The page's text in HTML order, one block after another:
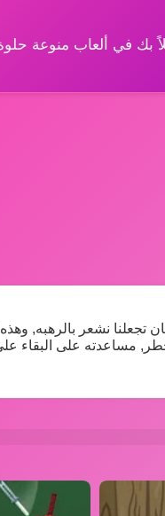
بك في ألعاب منوعة
نشعر بالرهبه, وهذه
مساعدته على البقاء